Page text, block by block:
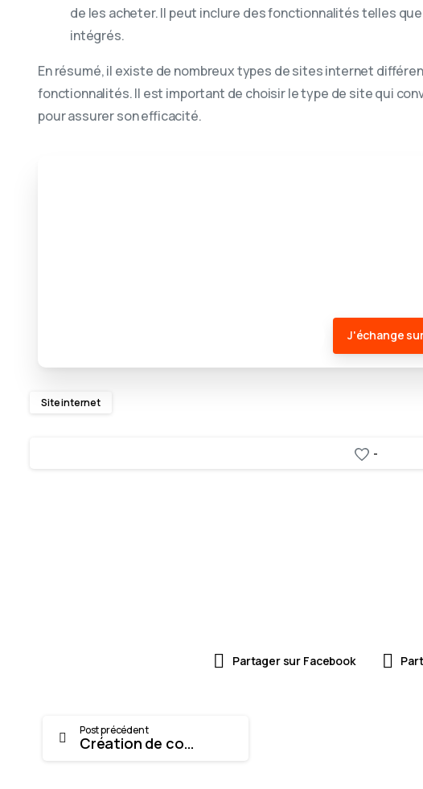
de les acheter. Il peut inclure des fonctionnalités telles
intégrés.
En résumé, il existe de nombreux types de sites internet
fonctionnalités. Il est important de choisir le type de site qui
pour assurer son efficacité.
J'échange
Site internet
-
Partager sur Facebook
Post précédent
Création de contenu : comment le produire de manière efficace et pertinente ?